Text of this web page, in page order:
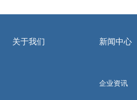
关于我们 新闻中心
企业资讯